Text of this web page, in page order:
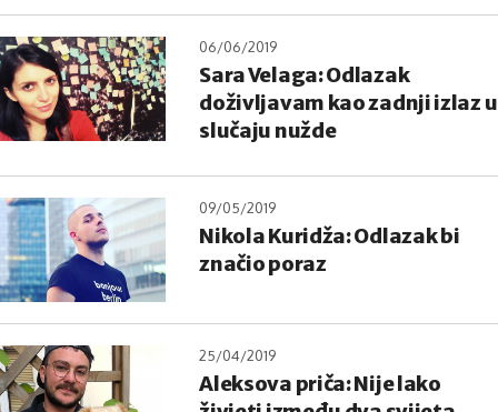
Saradnja sa medijima
Pretraga
06/06/2019
Sara Velaga: Odlazak
doživljavam kao zadnji izlaz u
slučaju nužde
09/05/2019
Nikola Kuridža: Odlazak bi
značio poraz
25/04/2019
Aleksova priča: Nije lako